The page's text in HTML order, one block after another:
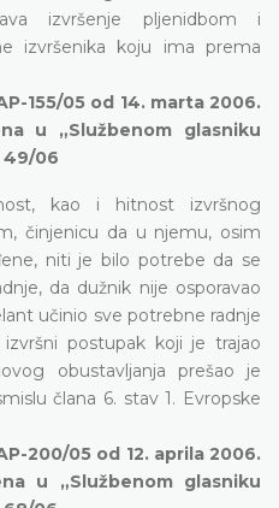
izvršenje pljenidbom i
izvršenika koju ima prema
155/05 od 14. marta 2006.
u „Službenom glasniku
49/06
kao i hitnost izvršnog
činjenicu da u njemu, osim
niti je bilo potrebe da se
da dužnik nije osporavao
učinio sve potrebne radnje
postupak koji je trajao
obustavljanja prešao je
člana 6. stav 1. Evropske
200/05 od 12. aprila 2006.
u „Službenom glasniku